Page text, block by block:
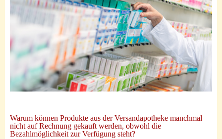
Warum können Produkte aus der Versandapotheke manchmal
nicht auf Rechnung gekauft werden, obwohl die
Bezahlmöglichkeit zur Verfügung steht?